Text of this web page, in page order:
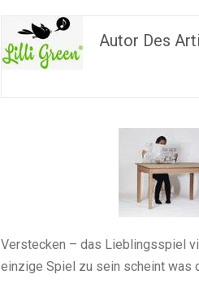
Autor Des
Verstecken – das Lieblingsspiel
einzige Spiel zu sein scheint was